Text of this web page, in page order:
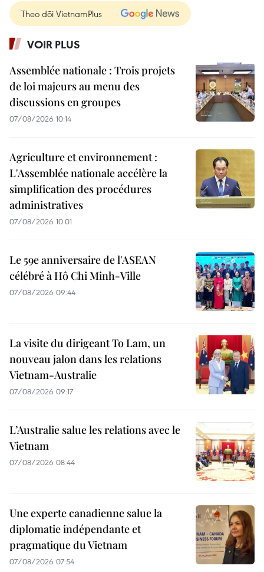
Theo dõi VietnamPlus
VOIR PLUS
Assemblée nationale : Trois projets
de loi majeurs au menu des
discussions en groupes
07/08/2026 10:14
Agriculture et environnement :
L'Assemblée nationale accélère la
simplification des procédures
administratives
07/08/2026 10:01
Le 59e anniversaire de l'ASEAN
célébré à Hô Chi Minh-Ville
07/08/2026 09:44
La visite du dirigeant To Lam, un
nouveau jalon dans les relations
Vietnam-Australie
07/08/2026 09:17
L’Australie salue les relations avec le
Vietnam
07/08/2026 08:44
Une experte canadienne salue la
diplomatie indépendante et
pragmatique du Vietnam
07/08/2026 07:54